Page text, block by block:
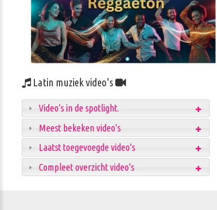
Latin muziek video's
Video's in de spotlight.
Meest bekeken video's
Laatst toegevoegde video's
Compleet overzicht video's